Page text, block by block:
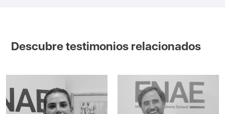
Descubre testimonios relacionados